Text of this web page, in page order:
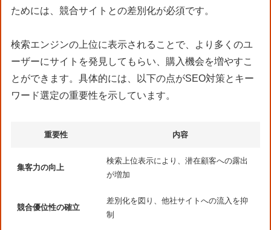
ためには、競合サイトとの差別化が必須です。
検索エンジンの上位に表示されることで、より多くのユ
ーザーにサイトを発見してもらい、購入機会を増やすこ
とができます。具体的には、以下の点がSEO対策とキー
ワード選定の重要性を示しています。
重要性 内容
集客力の向上
検索上位表示により、潜在顧客への露出
が増加
競合優位性の確立
差別化を図り、他社サイトへの流入を抑
制